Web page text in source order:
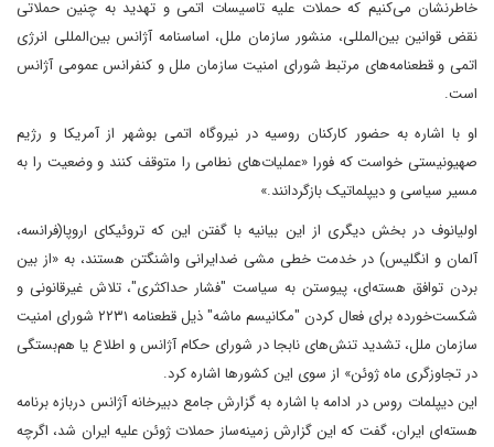
خاطرنشان می‌کنیم که حملات علیه تاسیسات اتمی و تهدید به چنین حملاتی
نقض قوانین بین‌المللی، منشور سازمان ملل، اساسنامه آژانس بین‌المللی انرژی
اتمی و قطعنامه‌های مرتبط شورای امنیت سازمان ملل و کنفرانس عمومی آژانس
است.
او با اشاره به حضور کارکنان روسیه در نیروگاه اتمی بوشهر از آمریکا و رژیم
صهیونیستی خواست که فورا «عملیات‌های نطامی را متوقف کنند و وضعیت را به
مسیر سیاسی و دیپلماتیک بازگردانند.»
اولیانوف در بخش دیگری از این بیانیه با گفتن این که تروئیکای اروپا(فرانسه،
آلمان و انگلیس) در خدمت خطی مشی ضدایرانی واشنگتن هستند، به «از بین
بردن توافق هسته‌ای، پیوستن به سیاست "فشار حداکثری"، تلاش غیرقانونی و
شکست‌خورده برای فعال کردن "مکانیسم ماشه" ذیل قطعنامه ۲۲۳۱ شورای امنیت
سازمان ملل، تشدید تنش‌های نابجا در شورای حکام آژانس و اطلاع یا هم‌بستگی
در تجاوزگری ماه ژوئن» از سوی این کشورها اشاره کرد.
این دیپلمات روس در ادامه با اشاره به گزارش جامع دبیرخانه آژانس دربازه برنامه
هسته‌ای ایران، گفت که این گزارش زمینه‌ساز حملات ژوئن علیه ایران شد، اگرچه